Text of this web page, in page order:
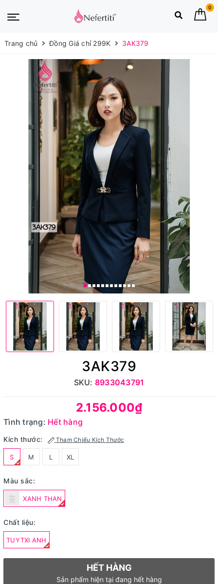
0
Trang chủ Đồng Giá chỉ 299K 3AK379
3AK379
SKU: 8933043791
2.156.000₫
Tình trạng: Hết hàng
Kích thước: Tham Chiếu Kích Thước
S M L XL
Màu sắc:
XANH THAN
Chất liệu:
TUYTXI ANH
HẾT HÀNG
Sản phẩm hiện tại đang hết hàng